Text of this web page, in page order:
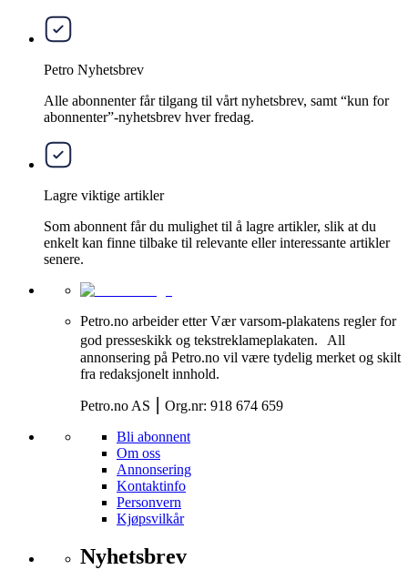
Petro Nyhetsbrev
Alle abonnenter får tilgang til vårt nyhetsbrev, samt “kun for
abonnenter”-nyhetsbrev hver fredag.
Lagre viktige artikler
Som abonnent får du mulighet til å lagre artikler, slik at du
enkelt kan finne tilbake til relevante eller interessante artikler
senere.
Petro.no arbeider etter Vær varsom-plakatens regler for
god presseskikk og tekstreklameplakaten. All
annonsering på Petro.no vil være tydelig merket og skilt
fra redaksjonelt innhold.
Petro.no AS ⎮ Org.nr: 918 674 659
Bli abonnent
Om oss
Annonsering
Kontaktinfo
Personvern
Kjøpsvilkår
Nyhetsbrev